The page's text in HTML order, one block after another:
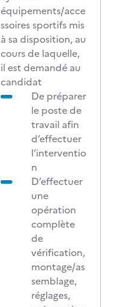
équipements/acce
ssoires sportifs mis
à sa disposition, au
cours de laquelle,
il est demandé au
candidat
De préparer
le poste de
travail afin
d’effectuer
l’interventio
n
D’effectuer
une
opération
complète
de
vérification,
montage/as
semblage,
réglages,